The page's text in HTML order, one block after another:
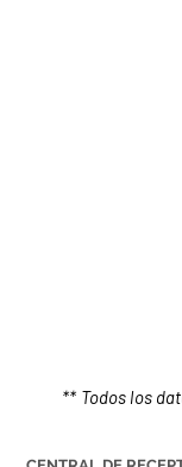
** Todos los